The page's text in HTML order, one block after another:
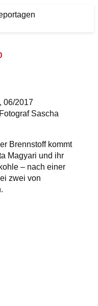
06/2017
Sascha
Brennstoff kommt
Magyari und ihr
– nach einer
zwei von